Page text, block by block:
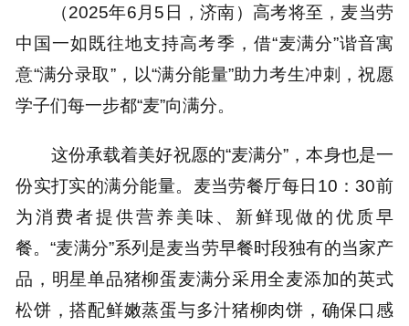
（2025年6月5日，济南）高考将至，麦当劳
中国一如既往地支持高考季，借“麦满分”谐音寓
意“满分录取”，以“满分能量”助力考生冲刺，祝愿
学子们每一步都“麦”向满分。
这份承载着美好祝愿的“麦满分”，本身也是一
份实打实的满分能量。麦当劳餐厅每日10：30前
为消费者提供营养美味、新鲜现做的优质早
餐。“麦满分”系列是麦当劳早餐时段独有的当家产
品，明星单品猪柳蛋麦满分采用全麦添加的英式
松饼，搭配鲜嫩蒸蛋与多汁猪柳肉饼，确保口感